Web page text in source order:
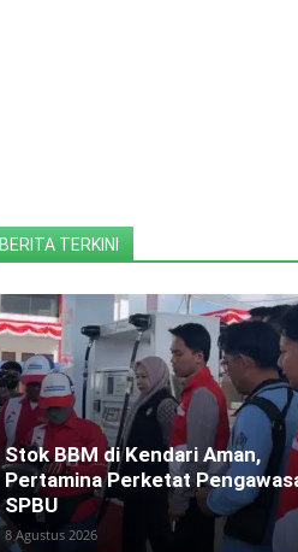
BERITA TERKINI
Stok BBM di Kendari Aman,
Pertamina Perketat
SPBU
8 Agustus 2026